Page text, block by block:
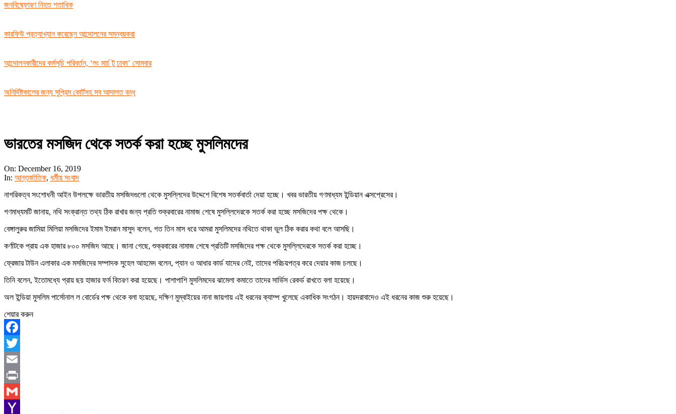
জনবিষ্ফোরণ নিহত শতাধিক
কারফিউ প্রত্যাখ্যান করেছেন আন্দোলনের সমন্বয়করা
আন্দোলনকারীদের কর্মসূচি পরিবর্তন, ‘লং মার্চ টু ঢাকা’ সোমবার
অনির্দিষ্টকালের জন্য সুপ্রিম কোর্টসহ সব আদালত বন্ধ
ভারতের মসজিদ থেকে সতর্ক করা হচ্ছে মুসলিমদের
On: December 16, 2019
In: আন্তর্জাতিক, ধর্মীয় সংবাদ
নাগরিকত্ব সংশোধনী আইন উপলক্ষে ভারতীয় মসজিদগুলো থেকে মুসল্লিদের উদ্দেশে বিশেষ সতর্কবার্তা দেয়া হচ্ছে। খবর ভারতীয় গণমাধ্যম ইন্ডিয়ান এক্সপ্রেসের।
গণমাধ্যমটি জানায়, নথি সংক্রান্ত তথ্য ঠিক রাখার জন্য প্রতি শুক্রবারের নামাজ শেষে মুসল্লিদেরকে সতর্ক করা হচ্ছে মসজিদের পক্ষ থেকে।
বেঙ্গালুরুর জামিয়া মিলিয়া মসজিদের ইমাম ইমরান মাসুদ বলেন, গত তিন মাস ধরে আমরা মুসলিমদের নথিতে থাকা ভুল ঠিক করার কথা বলে আসছি।
কর্ণাটকে প্রায় এক হাজার ৮০০ মসজিদ আছে। জানা গেছে, শুক্রবারের নামাজ শেষে প্রতিটি মসজিদের পক্ষ থেকে মুসল্লিদেরকে সতর্ক করা হচ্ছে।
ফ্রেজার টাউন এলাকার এক মসজিদের সম্পাদক সুহেল আহমেদ বলেন, প্যান ও আধার কার্ড যাদের নেই, তাদের পরিচয়পত্র করে দেয়ার কাজ চলছে।
তিনি বলেন, ইতোমধ্যে প্রায় ছয় হাজার ফর্ম বিতরণ করা হয়েছে। পাশাপাশি মুসলিমদের ঝামেলা কমাতে তাদের সার্ভিস রেকর্ড রাখতে বলা হয়েছে।
অল ইন্ডিয়া মুসলিম পার্সোনাল ল বোর্ডের পক্ষ থেকে বলা হয়েছে, দক্ষিণ মুম্বাইয়ের নানা জায়গায় এই ধরনের ক্যাম্প খুলেছে একাধিক সংগঠন। হায়দরাবাদেও এই ধরনের কাজ শুরু হয়েছে।
শেয়ার করুন
Facebook
Twitter
Email
Print
Gmail